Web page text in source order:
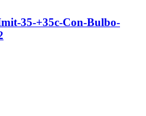
35-+35c-Con-Bulbo-